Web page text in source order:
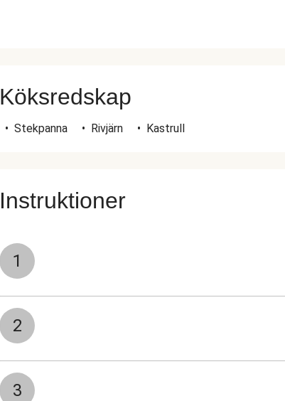
Köksredskap
• Stekpanna • Rivjärn • Kastrull
Instruktioner
1
2
3